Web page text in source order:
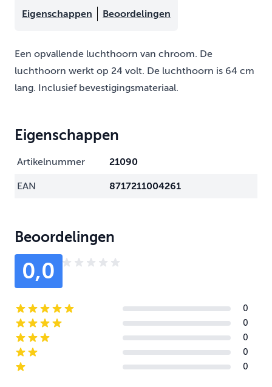
Eigenschappen Beoordelingen
Een opvallende luchthoorn van chroom. De
luchthoorn werkt op 24 volt. De luchthoorn is 64 cm
lang. Inclusief bevestigingsmateriaal.
Eigenschappen
Artikelnummer 21090
EAN 8717211004261
Beoordelingen
0,0
5-star reviews
0
4-star reviews
0
3-star reviews
0
2-star reviews
0
1-star reviews
0